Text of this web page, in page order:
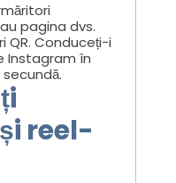
pagina dvs.
QR. Conduceți-i
Instagram în
reel-